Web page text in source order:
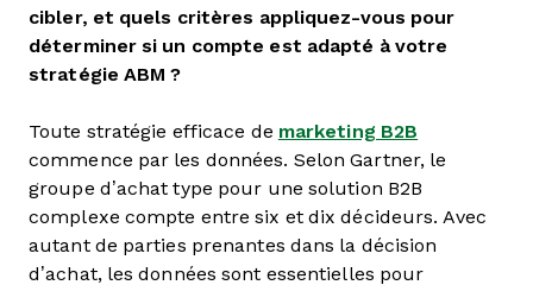
cibler, et quels critères appliquez-vous pour
déterminer si un compte est adapté à votre
stratégie ABM ?
Toute stratégie efficace de marketing B2B
commence par les données. Selon Gartner, le
groupe d’achat type pour une solution B2B
complexe compte entre six et dix décideurs. Avec
autant de parties prenantes dans la décision
d’achat, les données sont essentielles pour